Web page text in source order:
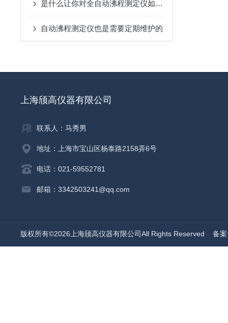
是什么让你对全自动沸程测定仪如此看好的
自动沸程测定仪也是需要定期维护的
上海颀高仪器有限公司
联系人：马秀男
地址：上海市宝山区杨泰路2158弄6号
电话：021-59552781
邮箱：3342503241@qq.com
版权所有©2026上海颀高仪器有限公司All Rights Reserved 备